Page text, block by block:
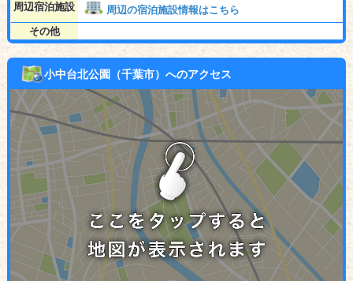
周辺宿泊施設
周辺の宿泊施設情報はこちら
その他
小中台北公園（千葉市）へのアクセス